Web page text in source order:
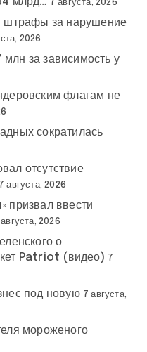
7 августа, 2026
штрафы за нарушение
2026
за зависимость у
флагам не
сократилась
отсутствие
7 августа, 2026
призвал ввести
2026
о
Patriot (видео) 7
под новую 7 августа,
мороженого